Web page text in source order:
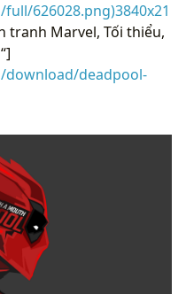
626028.png)3840x21
tranh Marvel, Tối thiểu,
download/deadpool-